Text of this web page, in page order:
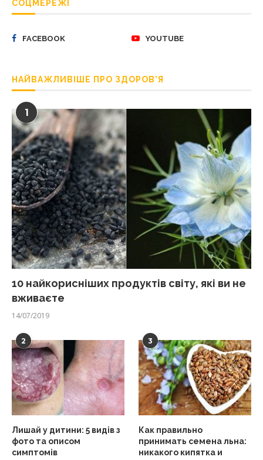
СОЦМЕРЕЖІ
FACEBOOK YOUTUBE
НАЙВАЖЛИВІШЕ ПРО ЗДОРОВ’Я
1
10 найкорисніших продуктів світу, які ви не
вживаєте
14/07/2019
2
Лишай у дитини: 5 видів з
фото та описом
симптомів
3
Как правильно
принимать семена льна:
никакого кипятка и